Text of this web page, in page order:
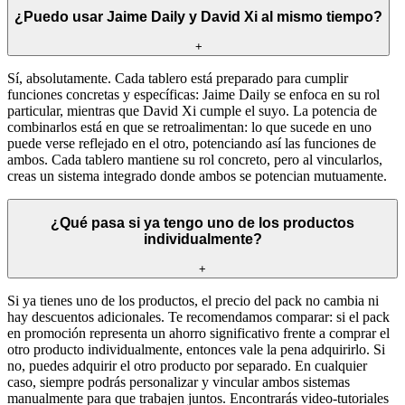
¿Puedo usar Jaime Daily y David Xi al mismo tiempo?
+
Sí, absolutamente. Cada tablero está preparado para cumplir
funciones concretas y específicas: Jaime Daily se enfoca en su rol
particular, mientras que David Xi cumple el suyo. La potencia de
combinarlos está en que se retroalimentan: lo que sucede en uno
puede verse reflejado en el otro, potenciando así las funciones de
ambos. Cada tablero mantiene su rol concreto, pero al vincularlos,
creas un sistema integrado donde ambos se potencian mutuamente.
¿Qué pasa si ya tengo uno de los productos
individualmente?
+
Si ya tienes uno de los productos, el precio del pack no cambia ni
hay descuentos adicionales. Te recomendamos comparar: si el pack
en promoción representa un ahorro significativo frente a comprar el
otro producto individualmente, entonces vale la pena adquirirlo. Si
no, puedes adquirir el otro producto por separado. En cualquier
caso, siempre podrás personalizar y vincular ambos sistemas
manualmente para que trabajen juntos. Encontrarás video-tutoriales